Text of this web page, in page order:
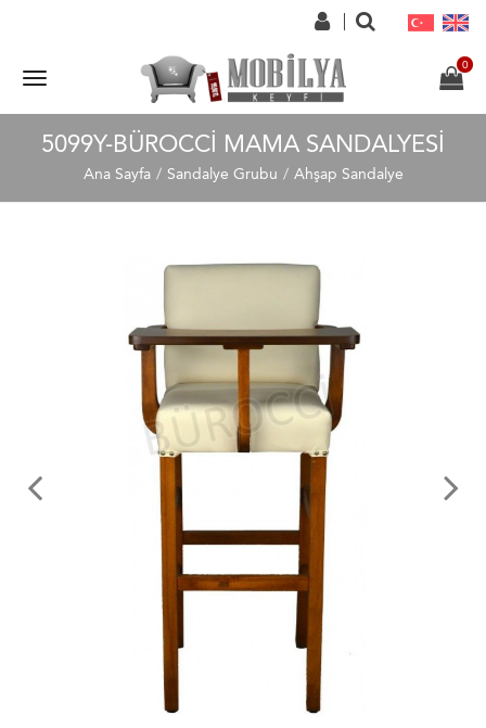
5099Y-BÜROCCI MAMA SANDALYESI
Ana Sayfa Sandalye Grubu Ahşap Sandalye